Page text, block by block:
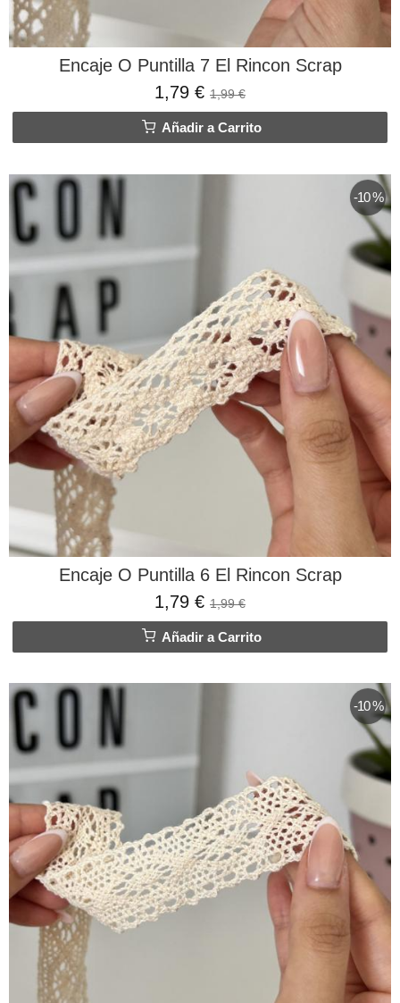
Encaje O Puntilla 7 El Rincon Scrap
1,79 € 1,99 €
Añadir a Carrito
-10 %
Encaje O Puntilla 6 El Rincon Scrap
1,79 € 1,99 €
Añadir a Carrito
-10 %